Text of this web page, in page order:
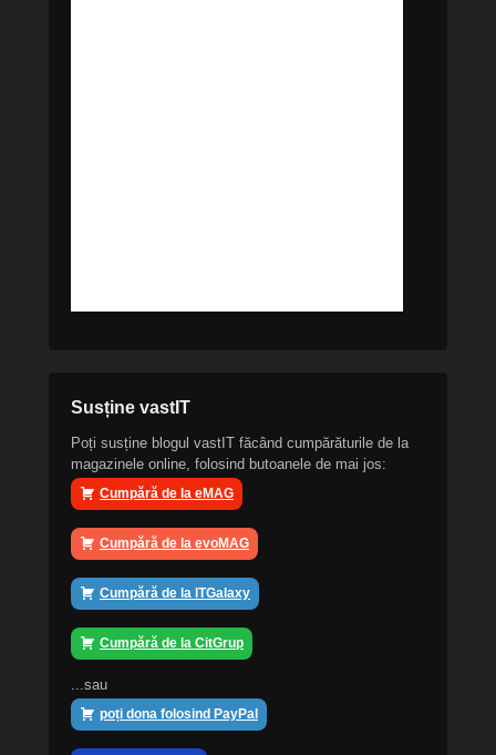
Susține vastIT
Poți susține blogul vastIT făcând cumpărăturile de la
magazinele online, folosind butoanele de mai jos:
Cumpără de la eMAG
Cumpără de la evoMAG
Cumpără de la ITGalaxy
Cumpără de la CitGrup
...sau
poți dona folosind PayPal